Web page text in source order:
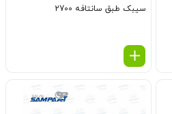
سیبک طبق سانتافه 2700